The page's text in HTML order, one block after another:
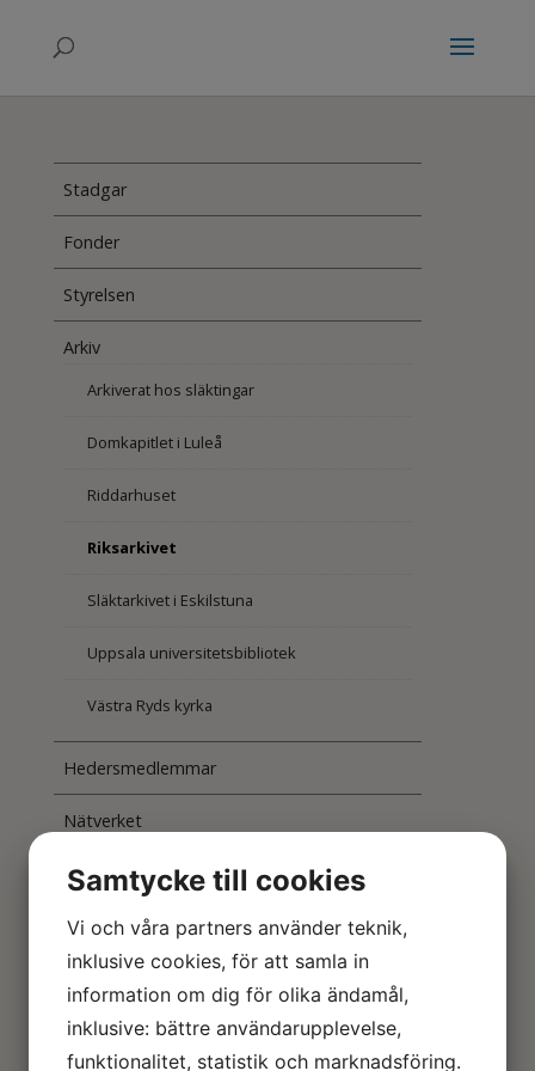
Stadgar
Fonder
Styrelsen
Arkiv
Arkiverat hos släktingar
Domkapitlet i Luleå
Riddarhuset
Riksarkivet
Släktarkivet i Eskilstuna
Uppsala universitetsbibliotek
Västra Ryds kyrka
Hedersmedlemmar
Nätverket
Evenemang
Stipendier och understöd
Samtycke till cookies
Vi och våra partners använder teknik,
inklusive cookies, för att samla in
information om dig för olika ändamål,
inklusive: bättre användarupplevelse,
funktionalitet, statistik och marknadsföring.